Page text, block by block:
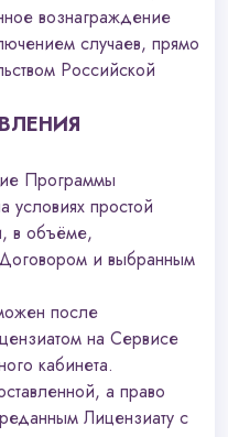
вознаграждение
случаев, прямо
Российской
Программы
условиях простой
в объёме,
и выбранным
после
на Сервисе
кабинета.
а право
Лицензиату с